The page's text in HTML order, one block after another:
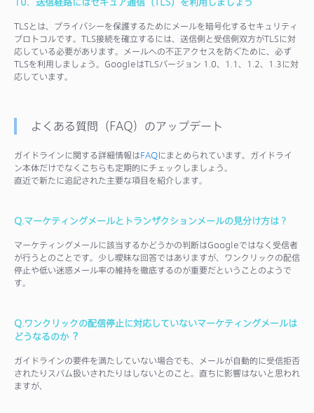
TLSとは、プライバシーを保護するためにメールを暗号化するセキュリティ
プロトコルです。TLS接続を確立するには、送信側と受信側双方がTLSに対
応している必要があります。メールへの不正アクセスを防ぐために、必ず
TLSを利用しましょう。GoogleはTLSバージョン 1.0、1.1、1.2、1.3に対
応しています。
よくある質問（FAQ）のアップデート
ガイドラインに関する詳細情報はFAQにまとめられています。ガイドライ
ン本体だけでなくこちらも定期的にチェックしましょう。
直近で新たに追記された主要な項目を紹介します。
Q.マーケティングメールとトランザクションメールの見分け方は？
マーケティングメールに該当するかどうかの判断はGoogleではなく受信者
が行うとのことです。少し曖昧な回答ではありますが、ワンクリックの配信
停止や低い迷惑メール率の維持を徹底するのが重要だということのようで
す。
Q.ワンクリックの配信停止に対応していないマーケティングメールは
どうなるのか︖
ガイドラインの要件を満たしていない場合でも、メールが自動的に受信拒否
されたりスパム扱いされたりはしないとのこと。直ちに影響はないと思われ
ますが、